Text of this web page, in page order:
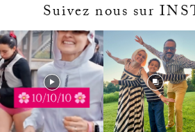
Suivez nous sur